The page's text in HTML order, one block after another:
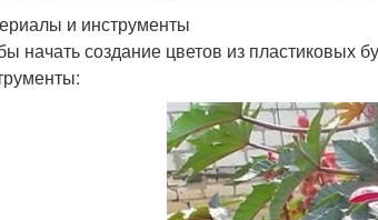
и инструменты
начать создание цветов из